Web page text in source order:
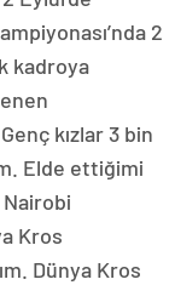
2
kadroya
kızlar 3 bin
Elde ettiğimi
Nairobi
Kros
Dünya Kros